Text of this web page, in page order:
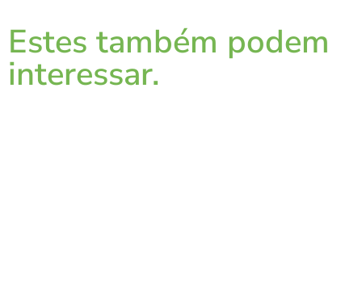
Estes também podem
interessar.